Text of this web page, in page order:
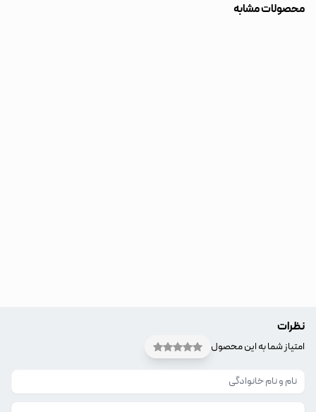
محصولات مشابه
نظرات
امتیاز شما به این محصول